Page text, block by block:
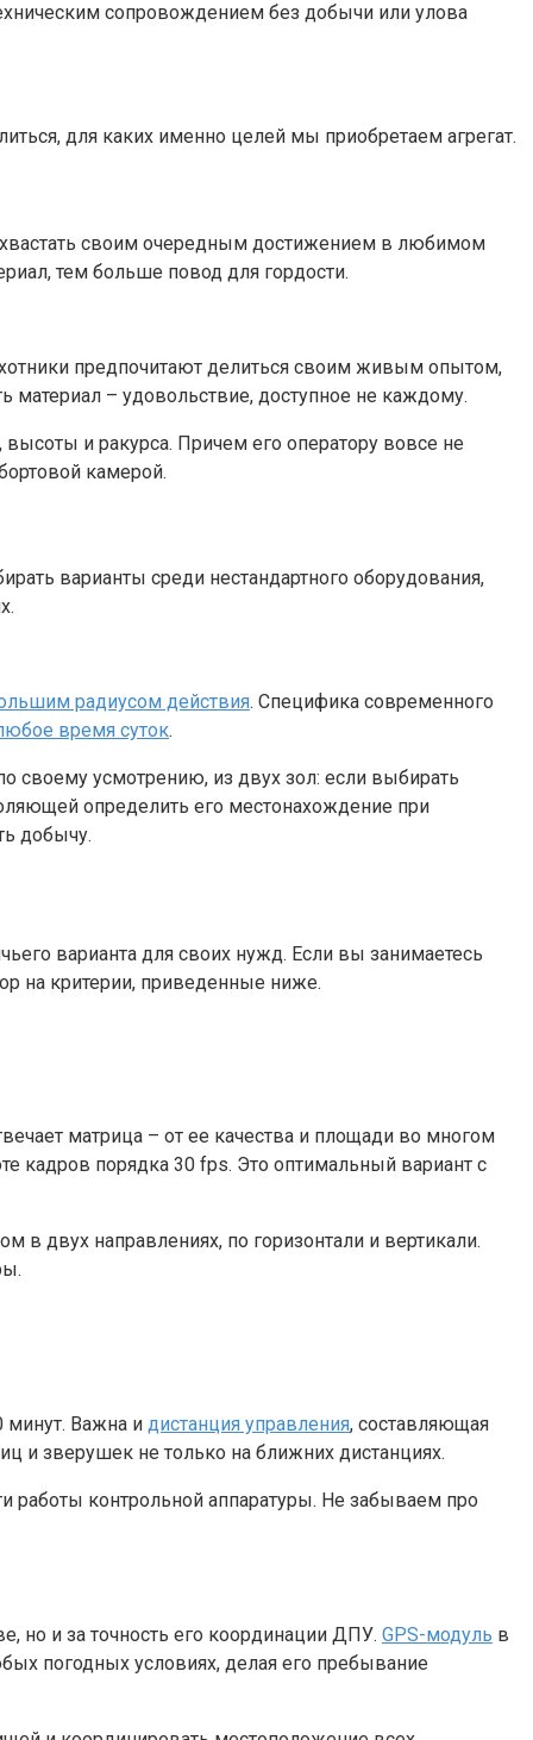
сопровождением без добычи или улова
для каких именно целей мы приобретаем агрегат.
своим очередным достижением в любимом
тем больше повод для гордости.
предпочитают делиться своим живым опытом,
материал – удовольствие, доступное не каждому.
и ракурса. Причем его оператору вовсе не
камерой.
варианты среди нестандартного оборудования,
радиусом действия. Специфика современного
время суток.
своему усмотрению, из двух зол: если выбирать
определить его местонахождение при
добычу.
варианта для своих нужд. Если вы занимаетесь
на критерии, приведенные ниже.
матрица – от ее качества и площади во многом
кадров порядка 30 fps. Это оптимальный вариант с
в двух направлениях, по горизонтали и вертикали.
минут. Важна и дистанция управления, составляющая
и зверушек не только на ближних дистанциях.
работы контрольной аппаратуры. Не забываем про
но и за точность его координации ДПУ. GPS-модуль в
погодных условиях, делая его пребывание